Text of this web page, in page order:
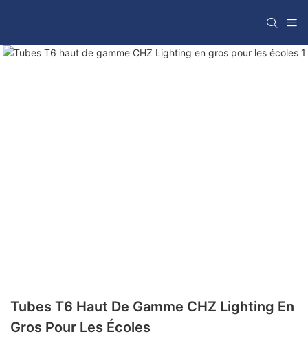
Tubes T6 Haut De Gamme CHZ Lighting En
Gros Pour Les Écoles